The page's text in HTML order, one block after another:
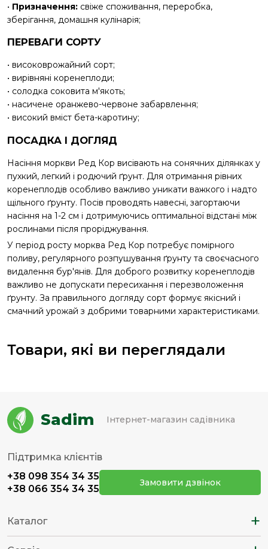
• Призначення: свіже споживання, переробка,
зберігання, домашня кулінарія;
ПЕРЕВАГИ СОРТУ
• високоврожайний сорт;
• вирівняні коренеплоди;
• солодка соковита м'якоть;
• насичене оранжево-червоне забарвлення;
• високий вміст бета-каротину;
ПОСАДКА І ДОГЛЯД
Насіння моркви Ред Кор висівають на сонячних ділянках у
пухкий, легкий і родючий ґрунт. Для отримання рівних
коренеплодів особливо важливо уникати важкого і надто
щільного ґрунту. Посів проводять навесні, загортаючи
насіння на 1-2 см і дотримуючись оптимальної відстані між
рослинами після проріджування.
У період росту морква Ред Кор потребує помірного
поливу, регулярного розпушування ґрунту та своєчасного
видалення бур'янів. Для доброго розвитку коренеплодів
важливо не допускати пересихання і перезволоження
ґрунту. За правильного догляду сорт формує якісний і
смачний урожай з добрими товарними характеристиками.
Товари, які ви переглядали
Sadim Інтернет-магазин садівника
Підтримка клієнтів
+38 098 354 34 35
+38 066 354 34 35
Замовити дзвінок
Каталог +